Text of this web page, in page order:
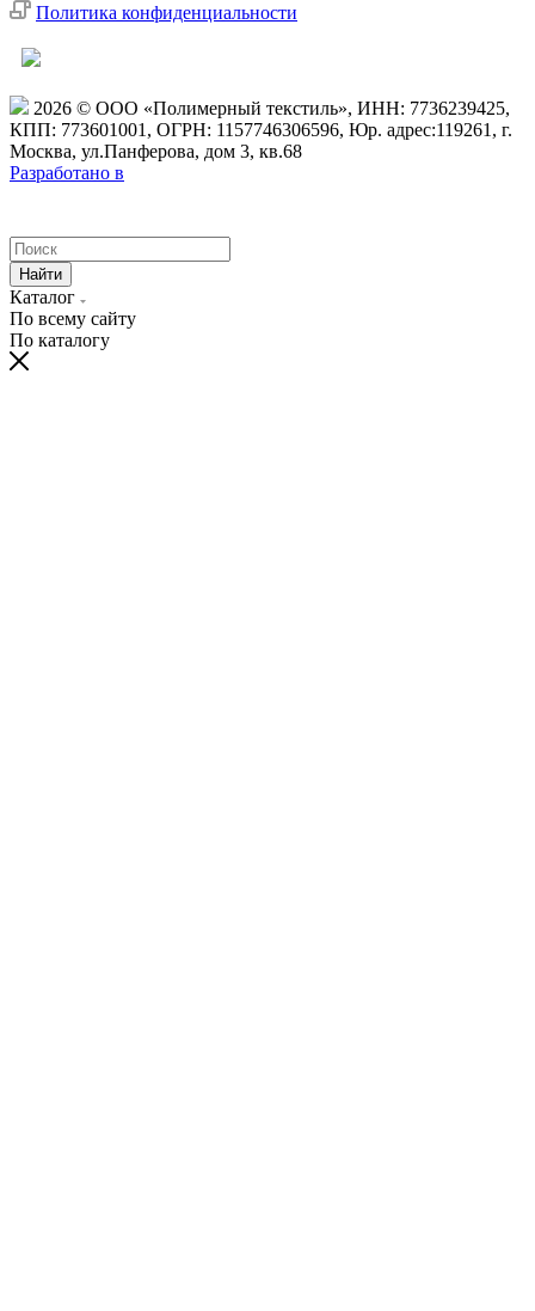
Политика конфиденциальности
2026 © ООО «Полимерный текстиль», ИНН: 7736239425,
КПП: 773601001, ОГРН: 1157746306596, Юр. адрес:119261, г.
Москва, ул.Панферова, дом 3, кв.68
Разработано в
Найти
Каталог
По всему сайту
По каталогу